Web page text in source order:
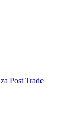
Post Trade